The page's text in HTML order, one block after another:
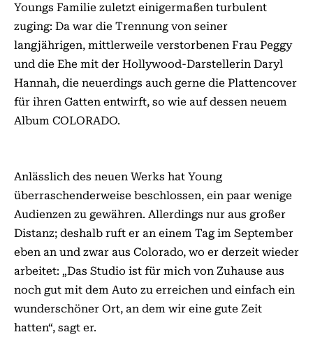
Youngs Familie zuletzt einigermaßen turbulent
zuging: Da war die Trennung von seiner
langjährigen, mittlerweile verstorbenen Frau Peggy
und die Ehe mit der Hollywood-Darstellerin Daryl
Hannah, die neuerdings auch gerne die Plattencover
für ihren Gatten entwirft, so wie auf dessen neuem
Album COLORADO.
Anlässlich des neuen Werks hat Young
überraschenderweise beschlossen, ein paar wenige
Audienzen zu gewähren. Allerdings nur aus großer
Distanz; deshalb ruft er an einem Tag im September
eben an und zwar aus Colorado, wo er derzeit wieder
arbeitet: „Das Studio ist für mich von Zuhause aus
noch gut mit dem Auto zu erreichen und einfach ein
wunderschöner Ort, an dem wir eine gute Zeit
hatten“, sagt er.